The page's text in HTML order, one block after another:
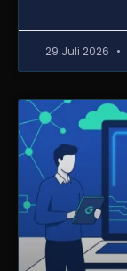
29 Juli 2026